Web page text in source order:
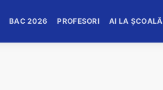
BAC 2026 PROFESORI AI LA ȘCOALĂ